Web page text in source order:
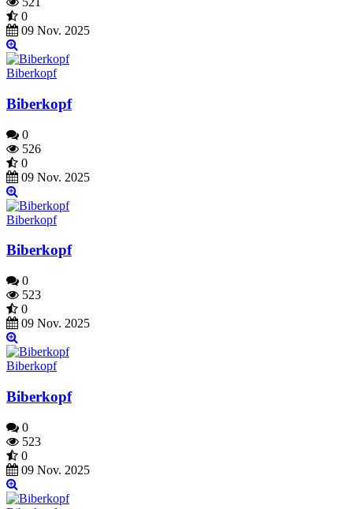
0
09 Nov. 2025
Biberkopf
Biberkopf
0
526
0
09 Nov. 2025
Biberkopf
Biberkopf
0
523
0
09 Nov. 2025
Biberkopf
Biberkopf
0
523
0
09 Nov. 2025